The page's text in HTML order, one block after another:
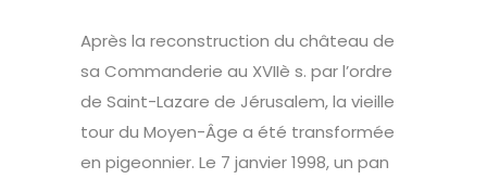
Après la reconstruction du château de
sa Commanderie au XVIIè s. par l’ordre
de Saint-Lazare de Jérusalem, la vieille
tour du Moyen-Âge a été transformée
en pigeonnier. Le 7 janvier 1998, un pan